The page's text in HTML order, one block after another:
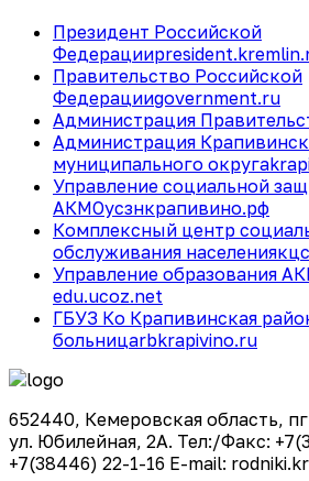
Президент Российской
Федерации
Правительство Российской
Федерацииgovernment.ru
Администрация
Администрация
муниципального округа
Управление социальной
АКМОусзнкрапивино.рф
Комплексный центр
обслуживания населения
Управление образования
edu.ucoz.net
ГБУЗ Ко Крапивинская
больницаrbkrapivino.ru
652440, Кемеровская область,
ул. Юбилейная, 2А. Тел:/Факс:
+7(38446) 22-1-16 E-mail: